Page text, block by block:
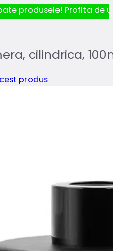
produsele! Profita de
cilindrica,
produs